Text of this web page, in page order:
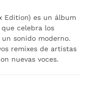
Edition) es un álbum
celebra los
sonido moderno.
remixes de artistas
nuevas voces.